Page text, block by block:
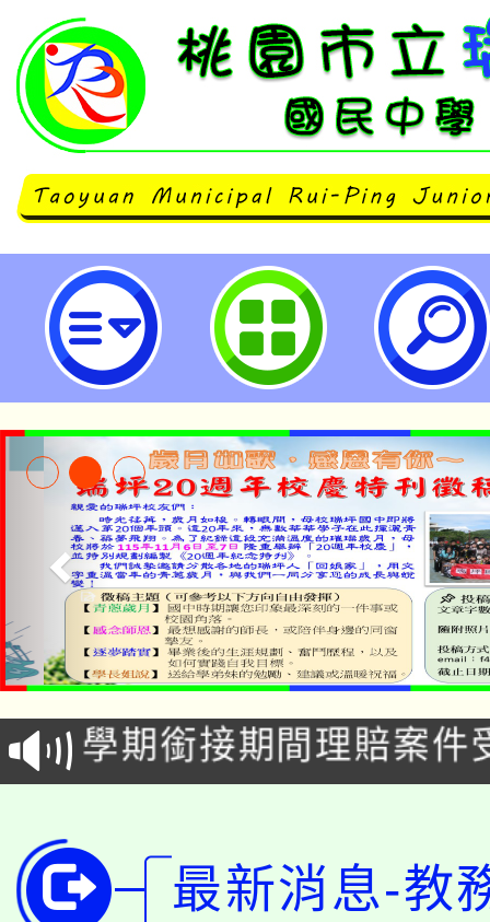
修正本市禁止或限制遙控無人機飛
時間及其他管理事項公告-桃園市
淨零綠生活教案入校路
會
115年食農教育專業人
程
學期銜接期間理賠案件
學籍身 分審查程序及
版
淨零綠領人才培育課程
代理(課)教師甄選結果(
「2026金融保險知識
最新消息-教